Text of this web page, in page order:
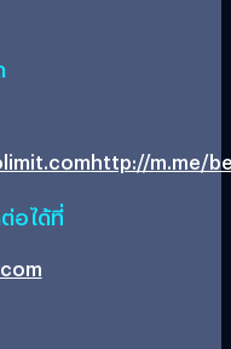
http://m.me/
อได้ที่